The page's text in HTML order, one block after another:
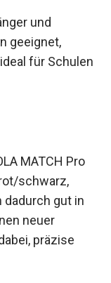
geeignet,
für
schwarz,
gut in
neuer
präzise